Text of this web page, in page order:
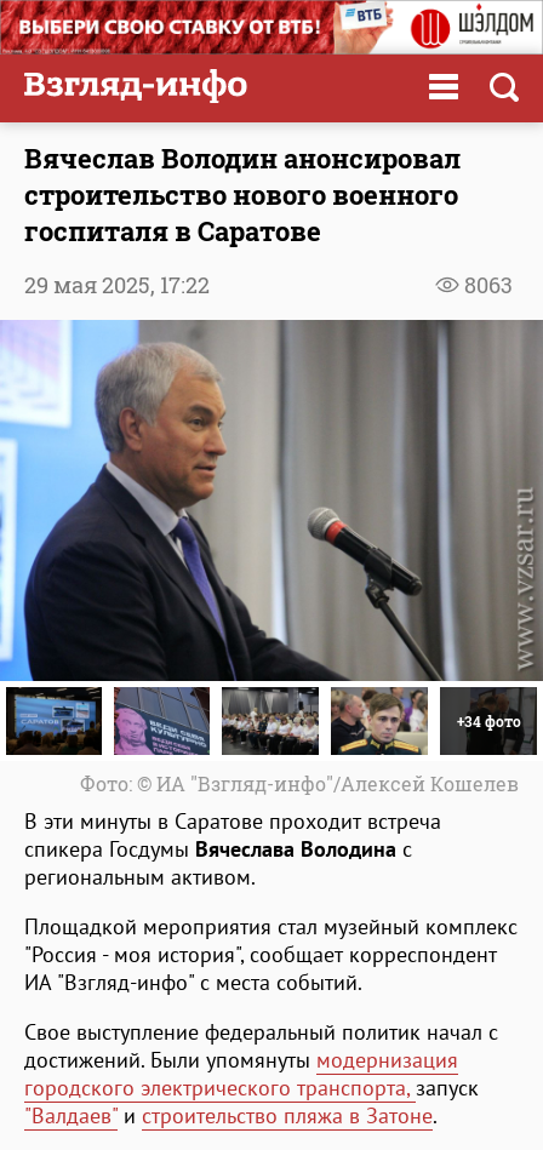
Вячеслав Володин анонсировал
строительство нового военного
госпиталя в Саратове
8063
29 мая 2025, 17:22
+34 фото
Фото: © ИА "Взгляд-инфо"/Алексей Кошелев
В эти минуты в Саратове проходит встреча
спикера Госдумы Вячеслава Володина с
региональным активом.
Площадкой мероприятия стал музейный комплекс
"Россия - моя история", сообщает корреспондент
ИА "Взгляд-инфо" с места событий.
Свое выступление федеральный политик начал с
достижений. Были упомянуты модернизация
городского электрического транспорта,запуск
"Валдаев" и строительство пляжа в Затоне.